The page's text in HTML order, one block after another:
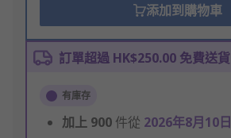
添加到購物車
訂單超過 HK$250.00 免費送貨
有庫存
加上 900 件從 2026年8月10日